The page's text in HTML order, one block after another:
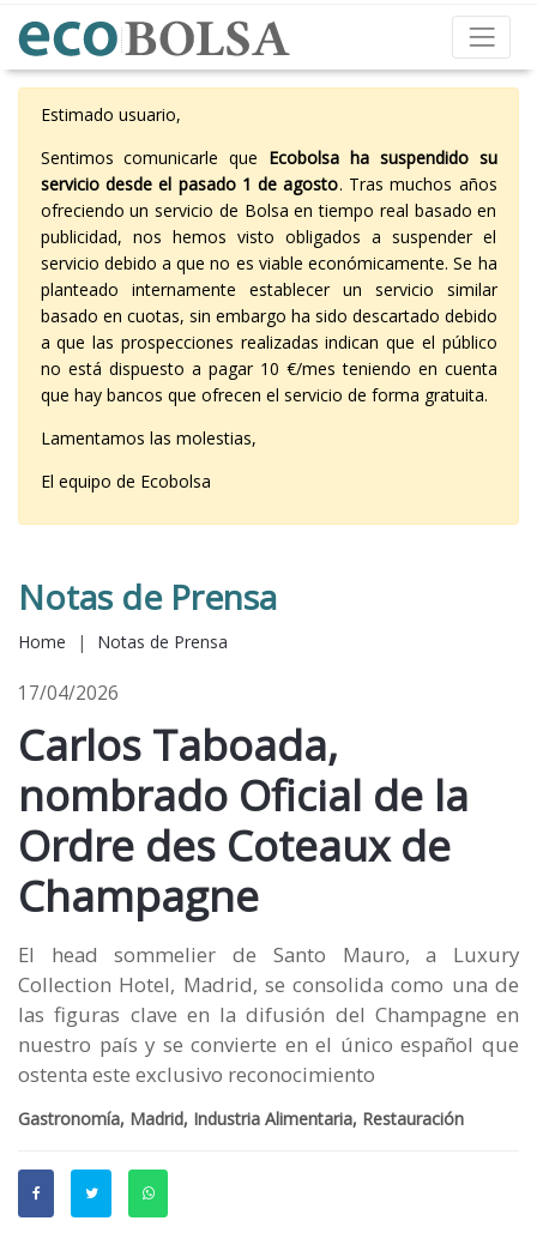
Estimado usuario,
Sentimos comunicarle que Ecobolsa ha suspendido su
servicio desde el pasado 1 de agosto. Tras muchos años
ofreciendo un servicio de Bolsa en tiempo real basado en
publicidad, nos hemos visto obligados a suspender el
servicio debido a que no es viable económicamente. Se ha
planteado internamente establecer un servicio similar
basado en cuotas, sin embargo ha sido descartado debido
a que las prospecciones realizadas indican que el público
no está dispuesto a pagar 10 €/mes teniendo en cuenta
que hay bancos que ofrecen el servicio de forma gratuita.
Lamentamos las molestias,
El equipo de Ecobolsa
Notas de Prensa
Home | Notas de Prensa
17/04/2026
Carlos Taboada,
nombrado Oficial de la
Ordre des Coteaux de
Champagne
El head sommelier de Santo Mauro, a Luxury
Collection Hotel, Madrid, se consolida como una de
las figuras clave en la difusión del Champagne en
nuestro país y se convierte en el único español que
ostenta este exclusivo reconocimiento
Gastronomía, Madrid, Industria Alimentaria, Restauración